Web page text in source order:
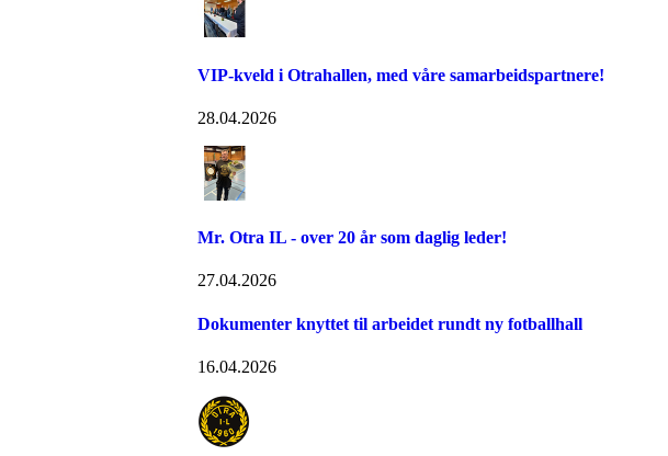
VIP-kveld i Otrahallen, med våre samarbeidspartnere!
28.04.2026
Mr. Otra IL - over 20 år som daglig leder!
27.04.2026
Dokumenter knyttet til arbeidet rundt ny fotballhall
16.04.2026